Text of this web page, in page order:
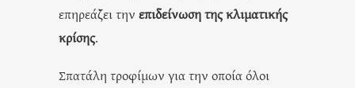
επηρεάζει την επιδείνωση της κλιματικής
κρίσης.
Σπατάλη τροφίμων για την οποία όλοι